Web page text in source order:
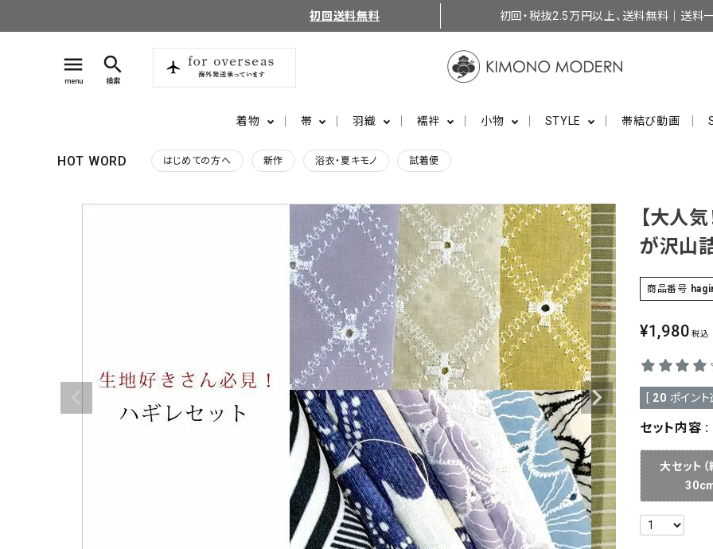
初回送料無料 初回・税抜2.5万円以上、送料無料｜送料
menu
menu
search
検索
着物 帯 羽織 襦袢 小物 STYLE 帯結び動画
HOT WORD はじめての方へ 新作 浴衣・夏キモノ 試着便
【大人
が沢山
商品番号
¥1,980 税込
20 ポイント
セット内容
大セット